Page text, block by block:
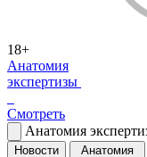
18+
Анатомия
экспертизы
Смотреть
Анатомия
Новости
Анатомия